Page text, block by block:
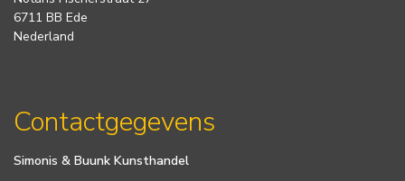
6711 BB Ede
Nederland
Contactgegevens
Simonis & Buunk Kunsthandel